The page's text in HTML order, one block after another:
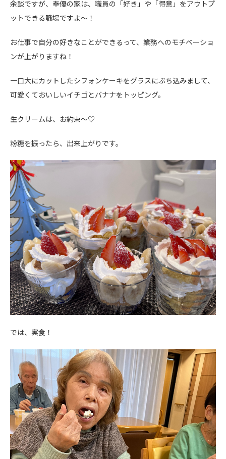
余談ですが、奉優の家は、職員の「好き」や「得意」をアウトプ
ットできる職場ですよ～！
お仕事で自分の好きなことができるって、業務へのモチベーショ
ンが上がりますね！
一口大にカットしたシフォンケーキをグラスにぶち込みまして、
可愛くておいしいイチゴとバナナをトッピング。
生クリームは、お約束～♡
粉糖を振ったら、出来上がりです。
では、実食！